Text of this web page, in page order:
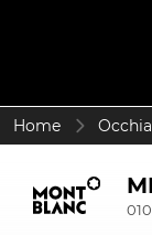
Home
010